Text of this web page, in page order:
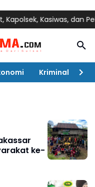
Kasiwas, dan
Kriminal
ke-